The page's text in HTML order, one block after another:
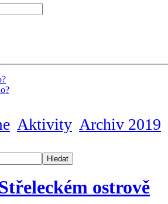
Aktivity Archiv 2019
Hledat
ostrově